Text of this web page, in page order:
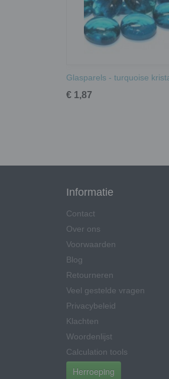
Glasparels - turquoise
€ 1,87
Informatie
Contact
Over ons
Voorwaarden
Blog
Retourneren
Veel gestelde vragen
Privacybeleid
Klachten
Woordenlijst
Calculation tools
Herroeping